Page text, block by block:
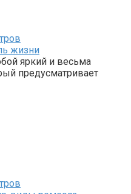
жизни
яркий и весьма
предусматривает